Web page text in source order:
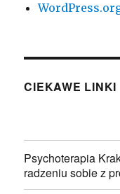
CIEKAWE LINKI
Psychoterapia
radzeniu sobie z